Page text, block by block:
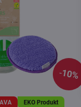
10%
EKO Produkt